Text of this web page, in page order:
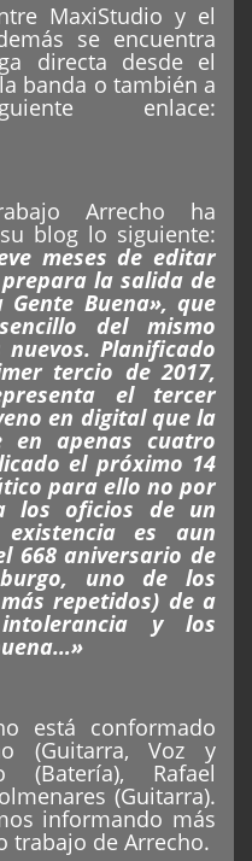
MaxiStudio y el
se encuentra
directa desde el
banda o también a
enlace:
Arrecho ha
blog lo siguiente:
meses de editar
prepara la salida de
Buena», que
del mismo
Planificado
tercio de 2017,
el tercer
en digital que la
apenas cuatro
el próximo 14
para ello no por
los oficios de un
es aun
668 aniversario de
uno de los
repetidos) de a
y los
está conformado
(Guitarra, Voz y
(Batería), Rafael
(Guitarra).
informando más
trabajo de Arrecho.